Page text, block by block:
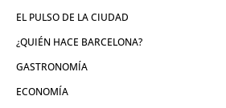
EL PULSO DE LA CIUDAD
¿QUIÉN HACE BARCELONA?
GASTRONOMÍA
ECONOMÍA